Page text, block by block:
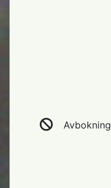
Avbokning